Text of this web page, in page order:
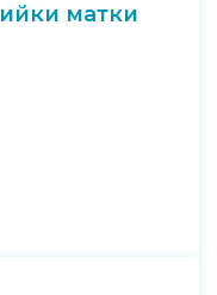
матки